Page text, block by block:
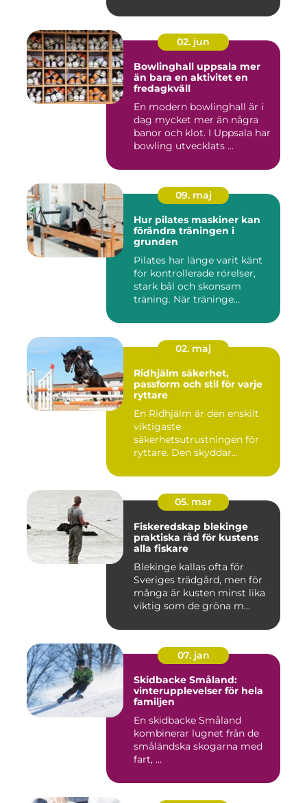
02. jun
Bowlinghall uppsala mer
än bara en aktivitet en
fredagkväll
En modern bowlinghall är i
dag mycket mer än några
banor och klot. I Uppsala har
bowling utvecklats ...
09. maj
Hur pilates maskiner kan
förändra träningen i
grunden
Pilates har länge varit känt
för kontrollerade rörelser,
stark bål och skonsam
träning. När träninge...
02. maj
Ridhjälm säkerhet,
passform och stil för varje
ryttare
En Ridhjälm är den enskilt
viktigaste
säkerhetsutrustningen för
ryttare. Den skyddar
05. mar
Fiskeredskap blekinge
praktiska råd för kustens
alla fiskare
Blekinge kallas ofta för
Sveriges trädgård, men för
många är kusten minst lika
viktig som de gröna m...
07. jan
Skidbacke Småland:
vinterupplevelser för hela
familjen
En skidbacke Småland
kombinerar lugnet från de
småländska skogarna med
fart, ...